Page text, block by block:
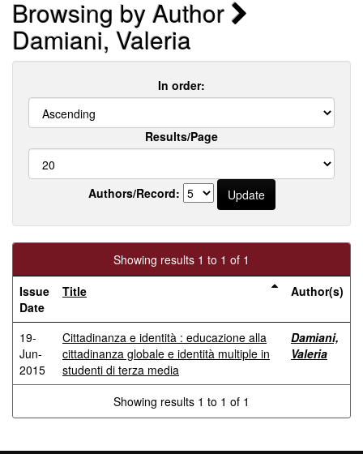
Browsing by Author
Damiani, Valeria
In order:
Results/Page
Authors/Record:
Showing results 1 to 1 of 1
Issue
Date
Title Author(s)
19-
Jun-
2015
Cittadinanza e identità : educazione alla
cittadinanza globale e identità multiple in
studenti di terza media
Damiani,
Valeria
Showing results 1 to 1 of 1